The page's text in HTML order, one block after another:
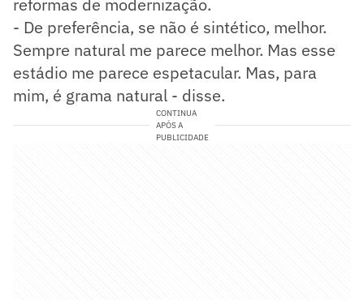
- De preferência, se não é sintético, melhor.
Sempre natural me parece melhor. Mas esse
estádio me parece espetacular. Mas, para
mim, é grama natural - disse.
CONTINUA
APÓS A
PUBLICIDADE